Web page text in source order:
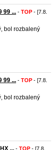
99 ... - TOP - [7.8.
bol rozbalený
99 ... - TOP - [7.8.
bol rozbalený
... - TOP - [7.8.